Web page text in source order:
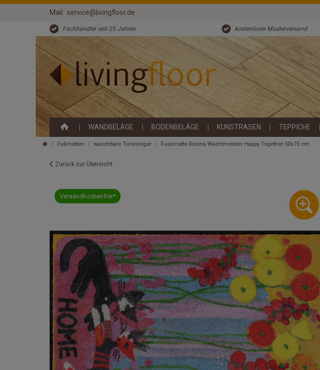
Mail: service@livingfloor.de
Fachhändler seit 25 Jahren kostenloser Musterversand
WANDBELÄGE BODENBELÄGE KUNSTRASEN TEPPICHE
Fußmatten waschbare Türvorleger Fussmatte Rosina Wachtmeister Happy Together 50x75 cm
Zurück zur Übersicht
Versandkostenfrei*